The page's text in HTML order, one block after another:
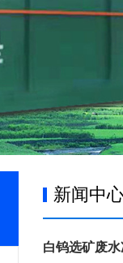
新闻中
白钨选矿废